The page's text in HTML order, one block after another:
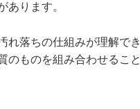
あります。
れ落ちの仕組みが理解でき
のものを組み合わせること